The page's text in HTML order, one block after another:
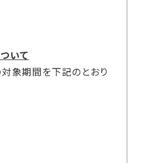
いて
象期間を下記のとおり